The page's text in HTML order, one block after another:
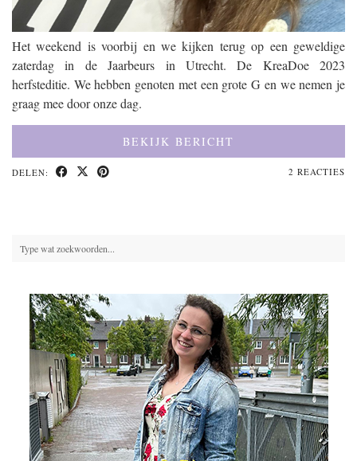
Het weekend is voorbij en we kijken terug op een geweldige
zaterdag in de Jaarbeurs in Utrecht. De KreaDoe 2023
herfsteditie. We hebben genoten met een grote G en we nemen je
graag mee door onze dag.
BEKIJK BERICHT
DELEN: 2 REACTIES